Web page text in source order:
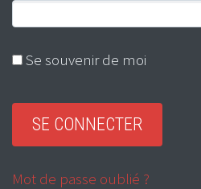
Se souvenir de moi
Mot de passe oublié ?